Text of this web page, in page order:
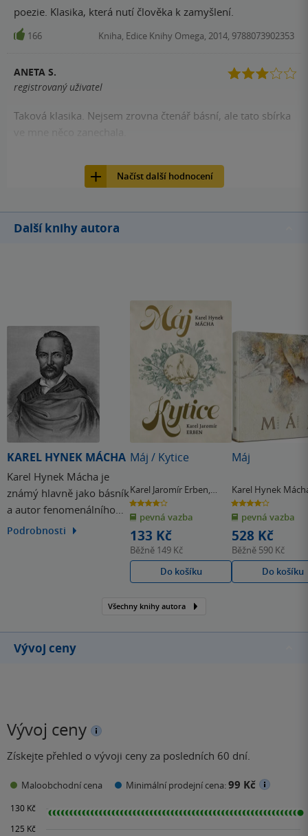
poezie. Klasika, která nutí člověka k zamyšlení.
166 Kniha, Edice Knihy Omega, 2014, 9788073902353
ANETA S.
registrovaný uživatel
Taková klasika. Nejsem zrovna čtenář básní, ale tato sbírka
Načíst další hodnocení
Další knihy autora
KAREL HYNEK MÁCHA
Karel Hynek Mácha je
známý hlavně jako básník
a autor fenomenálního
Máje, věnoval se však
velmi mlád.
Podrobnosti
Máj / Kytice
Karel Jaromír Erben,
Karel Hynek Mácha
4.0
z
5
hvězdiček
pevná vazba
133 Kč
Běžně 149 Kč
Do košíku
Máj
Karel Hynek
4.0
z
5
hvězdiček
pevná vazba
528 Kč
Běžně 590 Kč
Do košíku
Všechny knihy autora
Vývoj ceny
Vývoj ceny
Získejte přehled o vývoji ceny za posledních 60 dní.
Maloobchodní cena Minimální prodejní cena:99 Kč